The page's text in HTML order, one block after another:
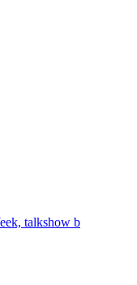
talkshow b